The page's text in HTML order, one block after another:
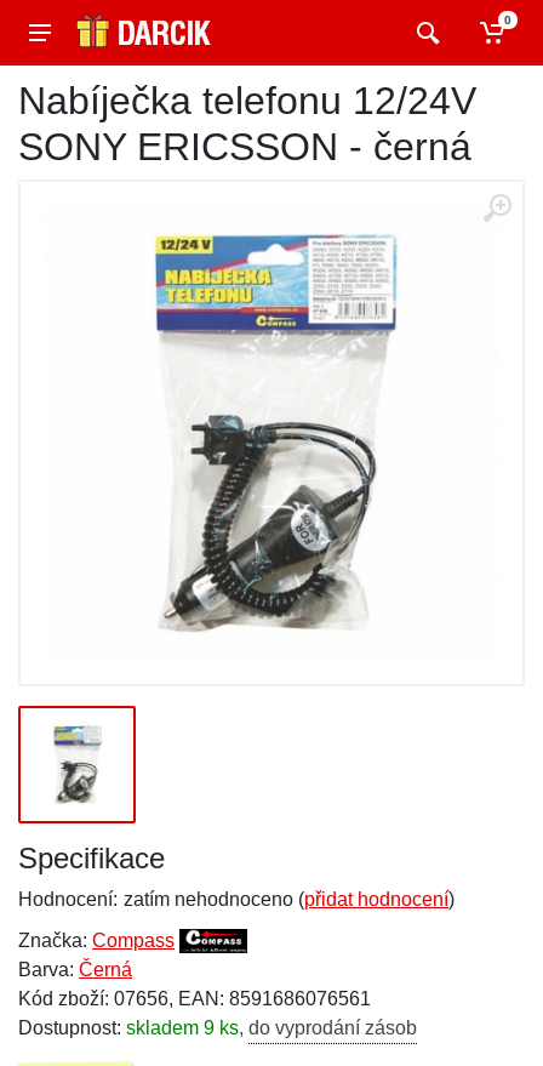
0
Nabíječka telefonu 12/24V
SONY ERICSSON - černá
Specifikace
Hodnocení: zatím nehodnoceno (přidat hodnocení)
Značka: Compass
Barva: Černá
Kód zboží: 07656, EAN: 8591686076561
Dostupnost: skladem 9 ks, do vyprodání zásob